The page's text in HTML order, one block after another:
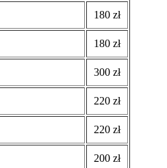
180 zł
180 zł
300 zł
220 zł
220 zł
200 zł